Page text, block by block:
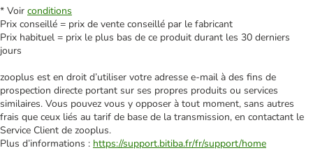
* Voir conditions
Prix conseillé = prix de vente conseillé par le fabricant
Prix habituel = prix le plus bas de ce produit durant les 30 derniers
jours
zooplus est en droit d’utiliser votre adresse e‑mail à des fins de
prospection directe portant sur ses propres produits ou services
similaires. Vous pouvez vous y opposer à tout moment, sans autres
frais que ceux liés au tarif de base de la transmission, en contactant le
Service Client de zooplus.
Plus d’informations : https://support.bitiba.fr/fr/support/home